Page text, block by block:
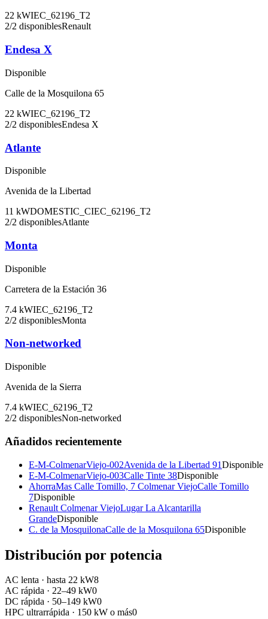
22 kWIEC_62196_T2
2/2 disponiblesRenault
Endesa X
Disponible
Calle de la Mosquilona 65
22 kWIEC_62196_T2
2/2 disponiblesEndesa X
Atlante
Disponible
Avenida de la Libertad
11 kWDOMESTIC_CIEC_62196_T2
2/2 disponiblesAtlante
Monta
Disponible
Carretera de la Estación 36
7.4 kWIEC_62196_T2
2/2 disponiblesMonta
Non-networked
Disponible
Avenida de la Sierra
7.4 kWIEC_62196_T2
2/2 disponiblesNon-networked
Añadidos recientemente
E-M-ColmenarViejo-002Avenida de la Libertad 91Disponible
E-M-ColmenarViejo-003Calle Tinte 38Disponible
AhorraMas Calle Tomillo, 7 Colmenar ViejoCalle Tomillo
7Disponible
Renault Colmenar ViejoLugar La Alcantarilla
GrandeDisponible
C. de la MosquilonaCalle de la Mosquilona 65Disponible
Distribución por potencia
AC lenta · hasta 22 kW8
AC rápida · 22–49 kW0
DC rápida · 50–149 kW0
HPC ultrarrápida · 150 kW o más0